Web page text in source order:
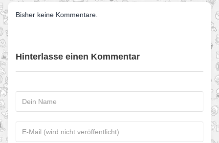
Bisher keine Kommentare.
Hinterlasse einen Kommentar